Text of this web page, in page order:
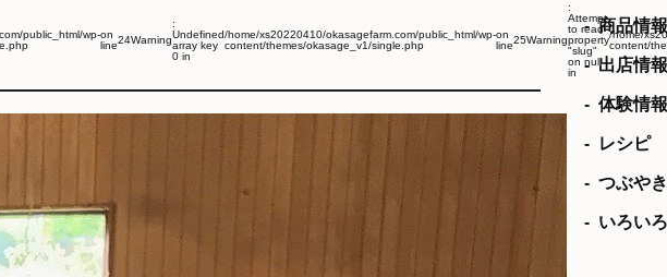
public_html/wp-on
line24Warning
:
Undefined
array key
0 in
/home/xs20220410/okasagefarm.com/public_html/wp-
content/themes/okasage_v1/single.php
on
line25Warning
:
Attempt
to read
property
"slug"
on null
in
/home/
content/
商品情報
出店情報
体験情報
レシピ
つぶやき
いろいろ